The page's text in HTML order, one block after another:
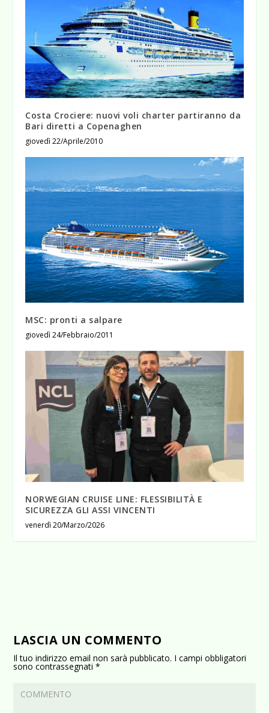
Costa Crociere: nuovi voli charter partiranno da
Bari diretti a Copenaghen
giovedì 22/Aprile/2010
MSC: pronti a salpare
giovedì 24/Febbraio/2011
NORWEGIAN CRUISE LINE: FLESSIBILITÀ E
SICUREZZA GLI ASSI VINCENTI
venerdì 20/Marzo/2026
LASCIA UN COMMENTO
Il tuo indirizzo email non sarà pubblicato. I campi obbligatori
sono contrassegnati*